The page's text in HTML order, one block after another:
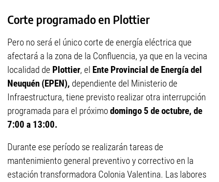
Corte programado en Plottier
Pero no será el único corte de energía eléctrica que
afectará a la zona de la Confluencia, ya que en la vecina
localidad de Plottier, el Ente Provincial de Energía del
Neuquén (EPEN), dependiente del Ministerio de
Infraestructura, tiene previsto realizar otra interrupción
programada para el próximodomingo 5 de octubre, de
7:00 a 13:00.
Durante ese período se realizarán tareas de
mantenimiento general preventivo y correctivo en la
estación transformadora Colonia Valentina. Las labores